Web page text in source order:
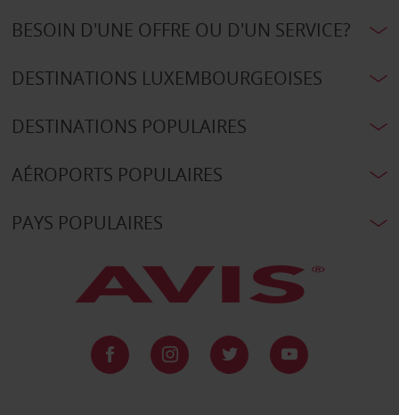
BESOIN D'UNE OFFRE OU D'UN SERVICE?
DESTINATIONS LUXEMBOURGEOISES
DESTINATIONS POPULAIRES
AÉROPORTS POPULAIRES
PAYS POPULAIRES